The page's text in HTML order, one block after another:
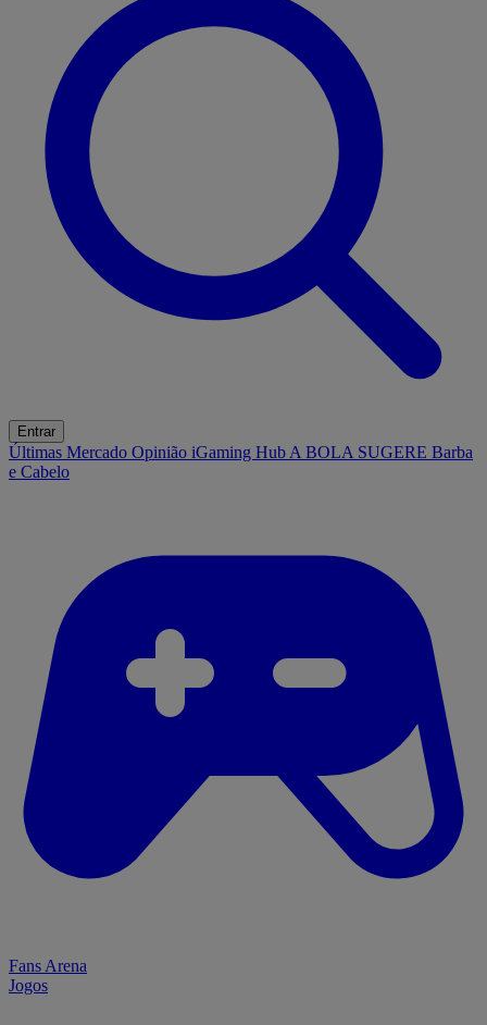
Entrar
Últimas Mercado Opinião iGaming Hub A BOLA SUGERE Barba
e Cabelo
Fans Arena
Jogos